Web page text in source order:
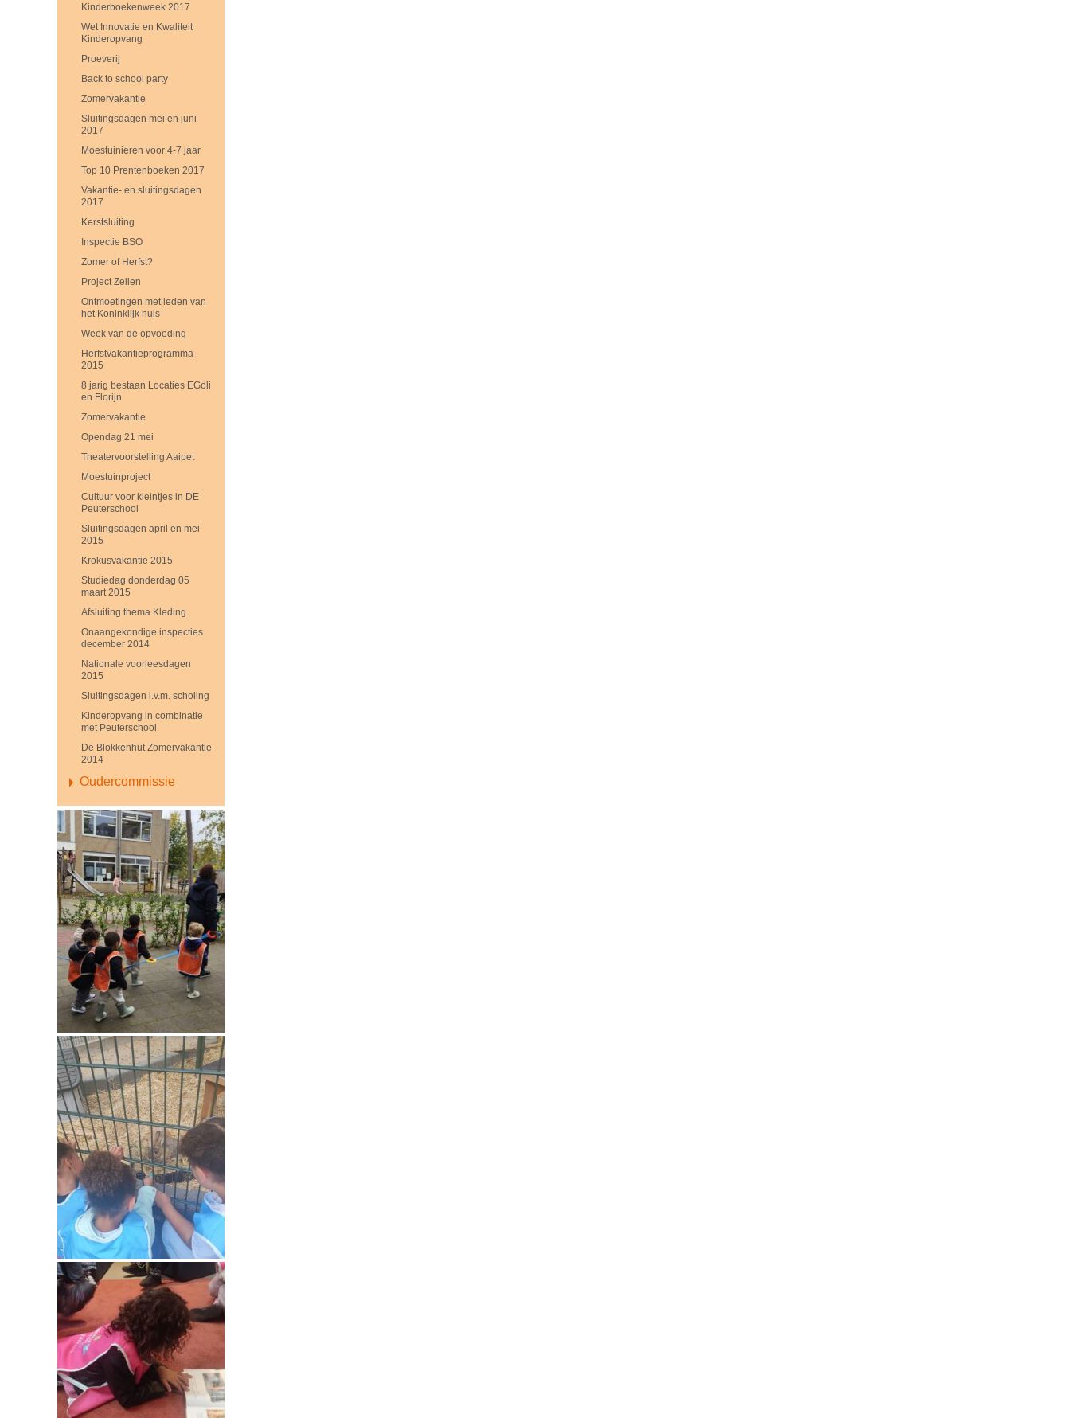
Kinderboekenweek 2017
Wet Innovatie en Kwaliteit
Kinderopvang
Proeverij
Back to school party
Zomervakantie
Sluitingsdagen mei en juni
2017
Moestuinieren voor 4-7 jaar
Top 10 Prentenboeken 2017
Vakantie- en sluitingsdagen
2017
Kerstsluiting
Inspectie BSO
Zomer of Herfst?
Project Zeilen
Ontmoetingen met leden van
het Koninklijk huis
Week van de opvoeding
Herfstvakantieprogramma
2015
8 jarig bestaan Locaties EGoli
en Florijn
Zomervakantie
Opendag 21 mei
Theatervoorstelling Aaipet
Moestuinproject
Cultuur voor kleintjes in DE
Peuterschool
Sluitingsdagen april en mei
2015
Krokusvakantie 2015
Studiedag donderdag 05
maart 2015
Afsluiting thema Kleding
Onaangekondige inspecties
december 2014
Nationale voorleesdagen
2015
Sluitingsdagen i.v.m. scholing
Kinderopvang in combinatie
met Peuterschool
De Blokkenhut Zomervakantie
2014
Oudercommissie